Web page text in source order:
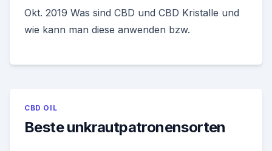
Okt. 2019 Was sind CBD und CBD Kristalle und
wie kann man diese anwenden bzw.
CBD OIL
Beste unkrautpatronensorten